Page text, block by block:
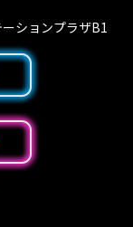
ションプラザB1